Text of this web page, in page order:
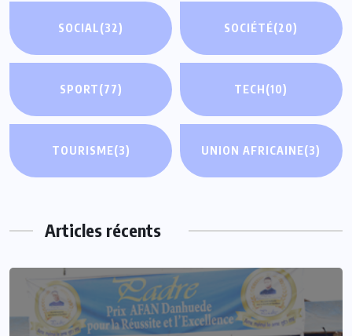
SOCIAL(32) SOCIÉTÉ(20)
SPORT(77) TECH(10)
TOURISME(3) UNION AFRICAINE(3)
Articles récents